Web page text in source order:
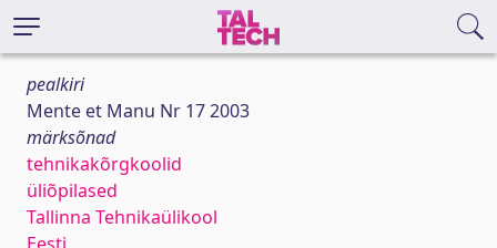
pealkiri
Mente et Manu Nr 17 2003
märksõnad
tehnikakõrgkoolid
üliõpilased
Tallinna Tehnikaülikool